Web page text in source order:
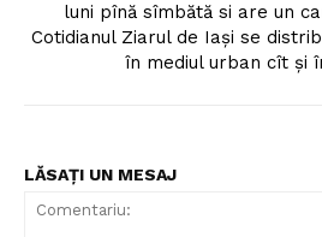
luni pînă sîmbătă si are un
Cotidianul Ziarul de Iaşi se
în mediul urban cît şi
LĂSAȚI UN MESAJ